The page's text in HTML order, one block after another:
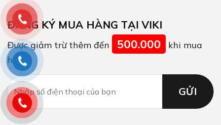
ĐĂNG KÝ MUA HÀNG TẠI VIKI
Được giảm trừ thêm đến 500.000
khi mua
hàng